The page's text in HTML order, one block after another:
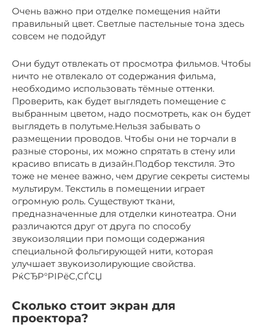
Очень важно при отделке помещения найти
правильный цвет. Светлые пастельные тона здесь
совсем не подойдут
Они будут отвлекать от просмотра фильмов. Чтобы
ничто не отвлекало от содержания фильма,
необходимо использовать тёмные оттенки.
Проверить, как будет выглядеть помещение с
выбранным цветом, надо посмотреть, как он будет
выглядеть в полутьме.Нельзя забывать о
размещении проводов. Чтобы они не торчали в
разные стороны, их можно спрятать в стену или
красиво вписать в дизайн.Подбор текстиля. Это
тоже не менее важно, чем другие секреты системы
мультирум. Текстиль в помещении играет
огромную роль. Существуют ткани,
предназначенные для отделки кинотеатра. Они
различаются друг от друга по способу
звукоизоляции при помощи содержания
специальной фольгирующей нити, которая
улучшает звукоизолирующие свойства.
РќСЂР°РІРёС‚СЃСЏ
Сколько стоит экран для
проектора?